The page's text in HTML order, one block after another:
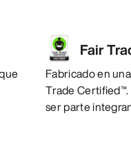
Fair
Fabricado en
Trade
ser parte